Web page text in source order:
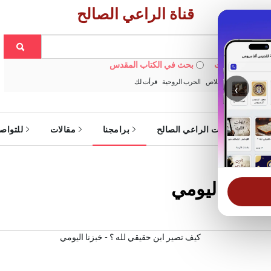
‹
قناة الراعي الصالح
في الويبسايت بحث في الكتاب المقدس
خبزنا اليومي الخلاص الحرب الروحية قرأت لك
خدمات الراعي الصالح برامجنا مقالات
اليومي